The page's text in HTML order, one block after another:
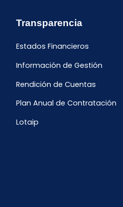
Transparencia
Estados Financieros
Información de Gestión
Rendición de Cuentas
Plan Anual de Contratación
Lotaip